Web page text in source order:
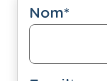
Nom*